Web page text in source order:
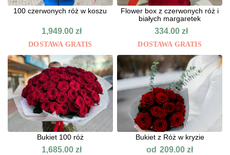
100 czerwonych róż w koszu
1,949.00zł
DOSTAWA GRATIS
Flower box z czerwonych róż i
białych margaretek
334.00zł
DOSTAWA GRATIS
Bukiet 100 róż
1,685.00zł
Bukiet z Róż w kryzie
od 209.00zł